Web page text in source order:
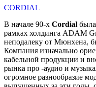
CORDIAL
В начале 90-х Cordial
рамках холдинга ADAM
неподалеку от Мюнхена,
Компания изначально
кабельной продукции и
рынка про -аудио и
огромное разнообразие